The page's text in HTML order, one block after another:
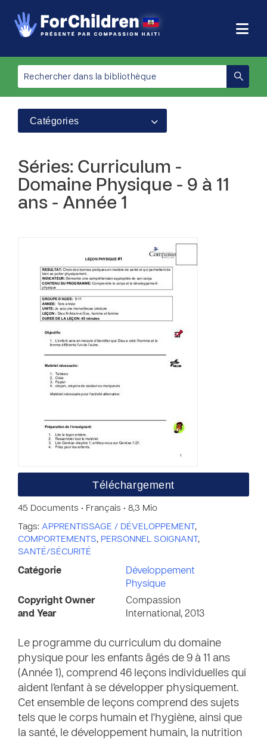
Catégories
Séries: Curriculum -
Domaine Physique - 9 à 11
ans - Année 1
Téléchargement
45 Documents • Français • 8,3 Mio
Tags: APPRENTISSAGE / DÉVELOPPEMENT ,
COMPORTEMENTS, PERSONNEL SOIGNANT ,
SANTÉ/SÉCURITÉ
Catégorie
Développement
Physique
Copyright Owner
and Year
Compassion
International, 2013
Le programme du curriculum du domaine
physique pour les enfants âgés de 9 à 11 ans
(Année 1), comprend 46 leçons individuelles qui
aident l’enfant à se développer physiquement.
Cet ensemble de leçons comprend des sujets
tels que le corps humain et l'hygiène, ainsi que
la santé, le développement humain, la nutrition